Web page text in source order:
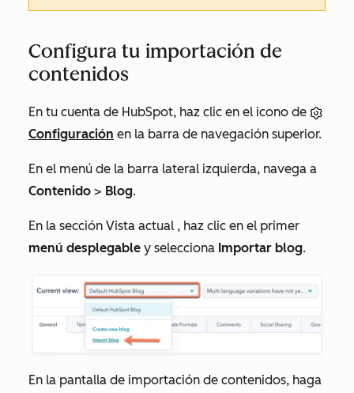
Configura tu importación de
contenidos
En tu cuenta de HubSpot, haz clic en el icono de
Configuración en la barra de navegación superior.
En el menú de la barra lateral izquierda, navega a
Contenido > Blog.
En la sección Vista actual , haz clic en el primer
menú desplegable y selecciona Importar blog.
En la pantalla de importación de contenidos, haga